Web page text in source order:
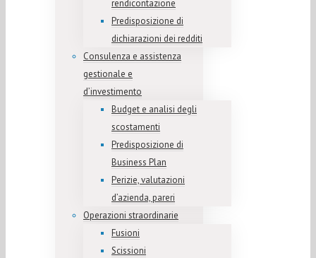
rendicontazione
Predisposizione di
dichiarazioni dei redditi
Consulenza e assistenza
gestionale e
d’investimento
Budget e analisi degli
scostamenti
Predisposizione di
Business Plan
Perizie, valutazioni
d’azienda, pareri
Operazioni straordinarie
Fusioni
Scissioni